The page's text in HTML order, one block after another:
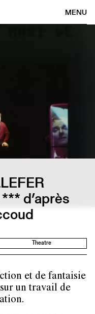
MENU
d’après
Theatre
et de fantaisie
un travail de